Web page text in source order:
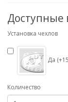
Доступные
Установка чехлов
Да
Количество